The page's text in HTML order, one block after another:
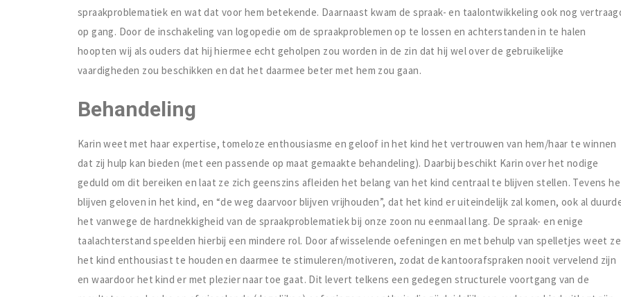
spraakproblematiek en wat dat voor hem betekende. Daarnaast kwam de spraak- en taalontwikkeling ook nog
op gang. Door de inschakeling van logopedie om de spraakproblemen op te lossen en achterstanden in te halen
hoopten wij als ouders dat hij hiermee echt geholpen zou worden in de zin dat hij wel over de gebruikelijke
vaardigheden zou beschikken en dat het daarmee beter met hem zou gaan.
Behandeling
Karin weet met haar expertise, tomeloze enthousiasme en geloof in het kind het vertrouwen van hem/haar te winnen
dat zij hulp kan bieden (met een passende op maat gemaakte behandeling). Daarbij beschikt Karin over het nodige
geduld om dit bereiken en laat ze zich geenszins afleiden het belang van het kind centraal te blijven stellen. Tevens
blijven geloven in het kind, en “de weg daarvoor blijven vrijhouden”, dat het kind er uiteindelijk zal komen, ook al
het vanwege de hardnekkigheid van de spraakproblematiek bij onze zoon nu eenmaal lang. De spraak- en enige
taalachterstand speelden hierbij een mindere rol. Door afwisselende oefeningen en met behulp van spelletjes weet ze
het kind enthousiast te houden en daarmee te stimuleren/motiveren, zodat de kantoorafspraken nooit vervelend zijn
en waardoor het kind er met plezier naar toe gaat. Dit levert telkens een gedegen structurele voortgang van de